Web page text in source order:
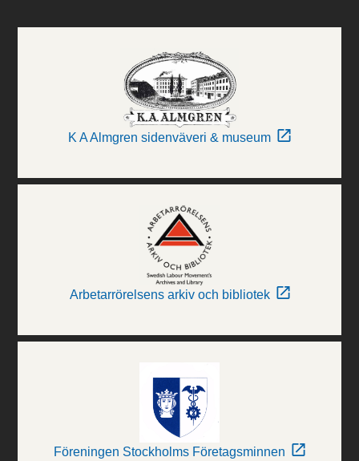
K A Almgren sidenväveri & museum
Arbetarrörelsens arkiv och bibliotek
Föreningen Stockholms Företagsminnen